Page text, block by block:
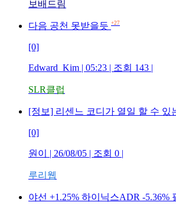
보배드림
다음 공천 못받을듯 +27
[0]
Edward_Kim | 05:23 | 조회 143 |
SLR클럽
[정보] 리센느 코디가 열일 할 수 있
[0]
원이 | 26/08/05 | 조회 0 |
루리웹
야선 +1.25% 하이닉스ADR -5.36%